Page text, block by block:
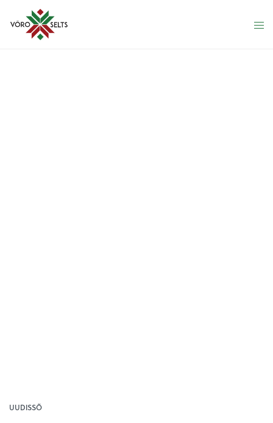
UUDISSÕ